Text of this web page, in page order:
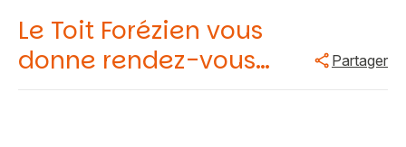
Le Toit Forézien vous
donne rendez-vous…
Partager